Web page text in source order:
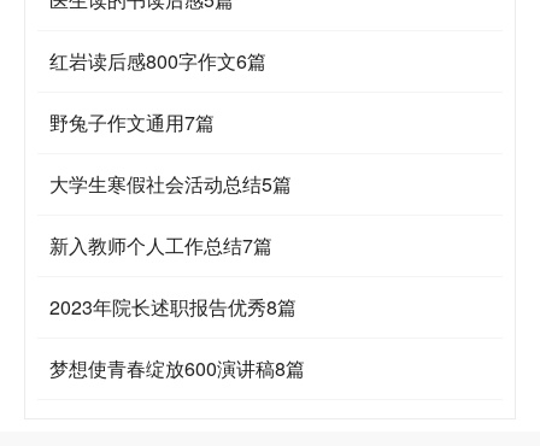
红岩读后感800字作文6篇
野兔子作文通用7篇
大学生寒假社会活动总结5篇
新入教师个人工作总结7篇
2023年院长述职报告优秀8篇
梦想使青春绽放600演讲稿8篇